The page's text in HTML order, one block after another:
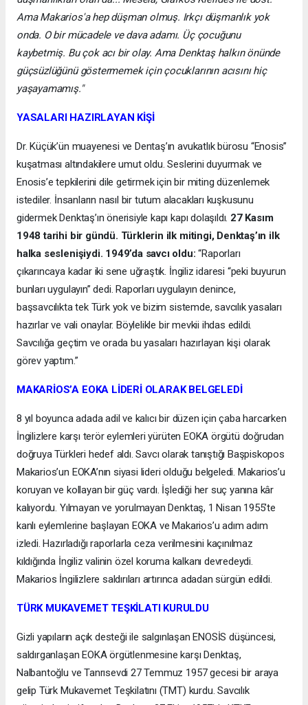
Ama Makarios'a hep düşman olmuş. Irkçı düşmanlık yok
onda. O bir mücadele ve dava adamı. Üç çocuğunu
kaybetmiş. Bu çok acı bir olay. Ama Denktaş halkın önünde
güçsüzlüğünü göstermemek için çocuklarının acısını hiç
yaşayamamış."
YASALARI HAZIRLAYAN KİŞİ
Dr. Küçük’ün muayenesi ve Dentaş’ın avukatlık bürosu “Enosis”
kuşatması altındakilere umut oldu. Seslerini duyurmak ve
Enosis’e tepkilerini dile getirmek için bir miting düzenlemek
istediler. İnsanların nasıl bir tutum alacakları kuşkusunu
gidermek Denktaş’ın önerisiyle kapı kapı dolaşıldı. 27 Kasım
1948 tarihi bir gündü. Türklerin ilk mitingi, Denktaş’ın ilk
halka seslenişiydi. 1949’da savcı oldu:“Raporları
çıkarıncaya kadar iki sene uğraştık. İngiliz idaresi “peki buyurun
bunları uygulayın” dedi. Raporları uygulayın denince,
başsavcılıkta tek Türk yok ve bizim sistemde, savcılık yasaları
hazırlar ve vali onaylar. Böylelikle bir mevkii ihdas edildi.
Savcılığa geçtim ve orada bu yasaları hazırlayan kişi olarak
görev yaptım.”
MAKARİOS’A EOKA LİDERİ OLARAK BELGELEDİ
8 yıl boyunca adada adil ve kalıcı bir düzen için çaba harcarken
İngilizlere karşı terör eylemleri yürüten EOKA örgütü doğrudan
doğruya Türkleri hedef aldı. Savcı olarak tanıştığı Başpiskopos
Makarios’un EOKA’nın siyasi lideri olduğu belgeledi. Makarios’u
koruyan ve kollayan bir güç vardı. İşlediği her suç yanına kâr
kalıyordu. Yılmayan ve yorulmayan Denktaş, 1 Nisan 1955’te
kanlı eylemlerine başlayan EOKA ve Makarios’u adım adım
izledi. Hazırladığı raporlarla ceza verilmesini kaçınılmaz
kıldığında İngiliz valinin özel koruma kalkanı devredeydi.
Makarios İngilizlere saldırıları artırınca adadan sürgün edildi.
TÜRK MUKAVEMET TEŞKİLATI KURULDU
Gizli yapıların açık desteği ile salgınlaşan ENOSİS düşüncesi,
saldırganlaşan EOKA örgütlenmesine karşı Denktaş,
Nalbantoğlu ve Tanrısevdi 27 Temmuz 1957 gecesi bir araya
gelip Türk Mukavemet Teşkilatını (TMT) kurdu. Savcılık